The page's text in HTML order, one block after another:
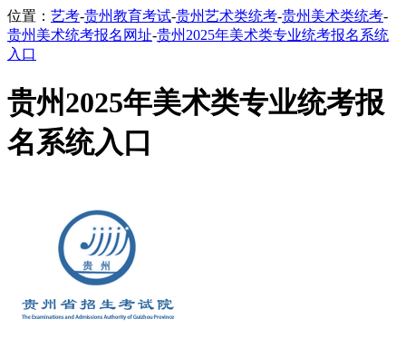
位置： 艺考-贵州教育考试-贵州艺术类统考-贵州美术类统考-
贵州美术统考报名网址-贵州2025年美术类专业统考报名系统
入口
贵州2025年美术类专业统考报
名系统入口